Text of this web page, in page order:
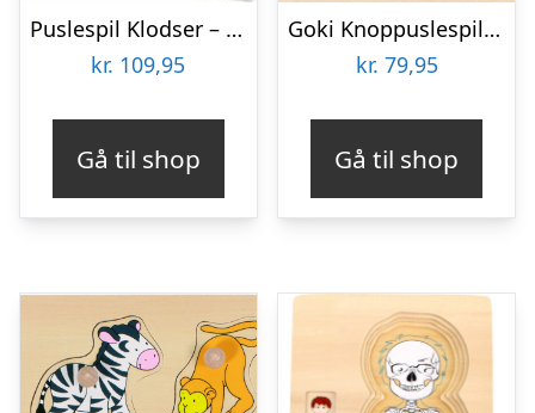
Puslespil Klodser – Malle Mus – 4 Klodser
kr. 109,95
Gå til shop
Goki Knoppuslespil – Bondegård – Træ – 9 Brikker
kr. 79,95
Gå til shop